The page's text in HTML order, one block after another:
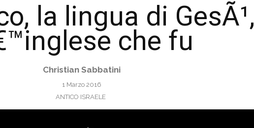
la lingua di GesÃ¹,
che fu
Christian Sabbatini
1 Marzo 2016
ANTICO ISRAELE